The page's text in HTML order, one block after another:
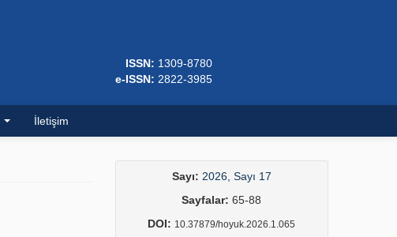
ISSN: 1309-8780
e-ISSN: 2822-3985
İletişim
Sayı: 2026, Sayı 17
Sayfalar: 65-88
DOI: 10.37879/hoyuk.2026.1.065